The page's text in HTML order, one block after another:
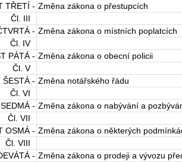
TŘETÍ - Změna zákona o přestupcích
Čl. III
- Změna zákona o místních poplatcích
Čl. IV
PÁTÁ - Změna zákona o obecní policii
Čl. V
ŠESTÁ - Změna notářského řádu
Čl. VI
- Změna zákona o nabývání a
Čl. VII
OSMÁ - Změna zákona o některých
Čl. VIII
- Změna zákona o prodeji a vývozu
-
náhrady